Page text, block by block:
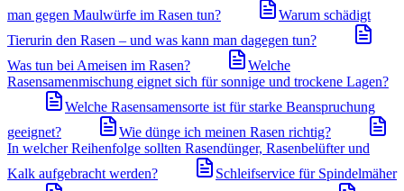
man gegen Maulwürfe im Rasen tun?
Warum schädigt
Tierurin den Rasen – und was kann man dagegen tun?
Was tun bei Ameisen im Rasen?
Welche
Rasensamenmischung eignet sich für sonnige und trockene Lagen?
Welche Rasensamensorte ist für starke Beanspruchung
geeignet?
Wie dünge ich meinen Rasen richtig?
In welcher Reihenfolge sollten Rasendünger, Rasenbelüfter und
Kalk aufgebracht werden?
Schleifservice für Spindelmäher